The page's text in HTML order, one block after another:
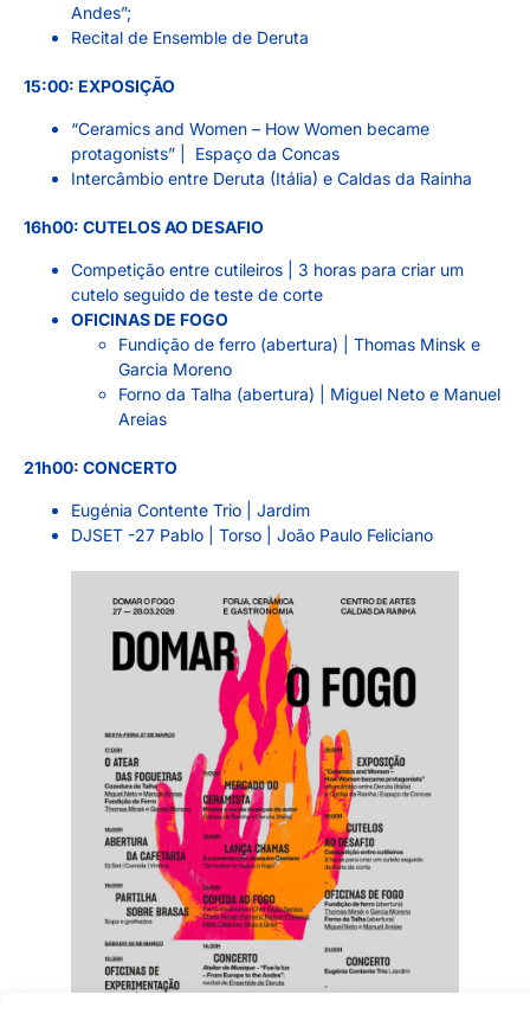
Andes”;
Recital de Ensemble de Deruta
15:00: EXPOSIÇÃO
“Ceramics and Women – How Women became
protagonists” | Espaço da Concas
Intercâmbio entre Deruta (Itália) e Caldas da Rainha
16h00: CUTELOS AO DESAFIO
Competição entre cutileiros | 3 horas para criar um
cutelo seguido de teste de corte
OFICINAS DE FOGO
Fundição de ferro (abertura) | Thomas Minsk e
Garcia Moreno
Forno da Talha (abertura) | Miguel Neto e Manuel
Areias
21h00: CONCERTO
Eugénia Contente Trio | Jardim
DJSET -27 Pablo | Torso | João Paulo Feliciano